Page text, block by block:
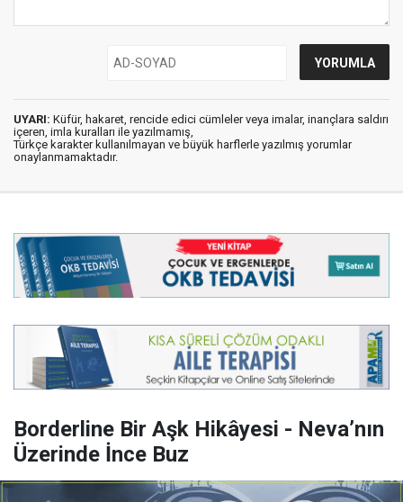
UYARI: Küfür, hakaret, rencide edici cümleler veya imalar, inançlara saldırı
içeren, imla kuralları ile yazılmamış,
Türkçe karakter kullanılmayan ve büyük harflerle yazılmış yorumlar
onaylanmamaktadır.
Borderline Bir Aşk Hikâyesi - Neva’nın
Üzerinde İnce Buz